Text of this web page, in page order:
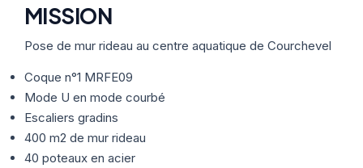
MISSION
Pose de mur rideau au centre aquatique de Courchevel
Coque n°1 MRFE09
Mode U en mode courbé
Escaliers gradins
400 m2 de mur rideau
40 poteaux en acier